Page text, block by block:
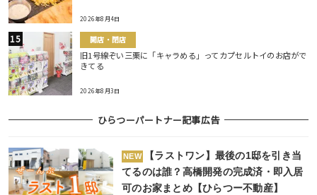
2026年8月4日
開店・閉店
旧1号線ぞい三栗に「キャラめる」ってカプセルトイのお店がで
きてる
2026年8月3日
ひらつーパートナー記事広告
NEW
【ラストワン】最後の1邸を引き当
てるのは誰？高橋開発の完成済・即入居
可のお家まとめ【ひらつー不動産】